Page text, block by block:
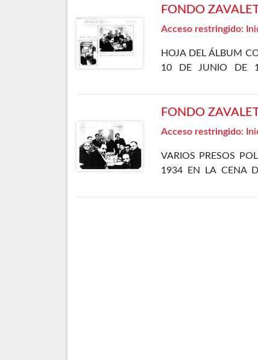
FONDO
Acceso restringido:
HOJA DEL ÁLBUM
10 DE JUNIO DE
FONDO
Acceso restringido:
VARIOS PRESOS
1934 EN LA CENA